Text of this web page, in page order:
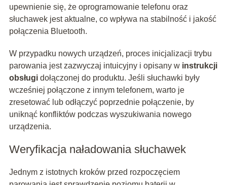
upewnienie się, że oprogramowanie telefonu oraz
słuchawek jest aktualne, co wpływa na stabilność i jakość
połączenia Bluetooth.
W przypadku nowych urządzeń, proces inicjalizacji trybu
parowania jest zazwyczaj intuicyjny i opisany w instrukcji
obsługidołączonej do produktu. Jeśli słuchawki były
wcześniej połączone z innym telefonem, warto je
zresetować lub odłączyć poprzednie połączenie, by
uniknąć konfliktów podczas wyszukiwania nowego
urządzenia.
Weryfikacja naładowania słuchawek
Jednym z istotnych kroków przed rozpoczęciem